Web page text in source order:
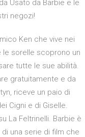
Usato da Barbie e le
negozi!
Ken che vive nei
le sorelle scoprono un
tutte le sue abilità.
gratuitamente e da
riceve un paio di
Cigni e di Giselle.
La Feltrinelli. Barbie è
una serie di film che